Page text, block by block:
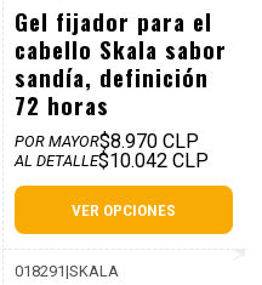
Gel fijador para el
cabello Skala sabor
sandía, definición
72 horas
POR MAYOR$8.970 CLP
AL DETALLE$10.042 CLP
VER OPCIONES
018291|SKALA